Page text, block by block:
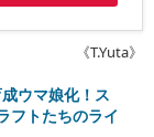
《T.Yuta》
ウマ娘化！ス
フトたちのライ